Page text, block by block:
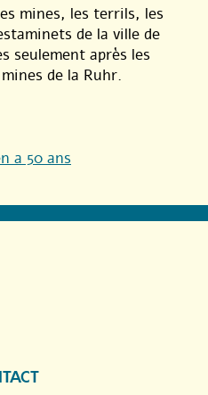
mines, les terrils, les
de la ville de
seulement après les
de la Ruhr.
a 50 ans